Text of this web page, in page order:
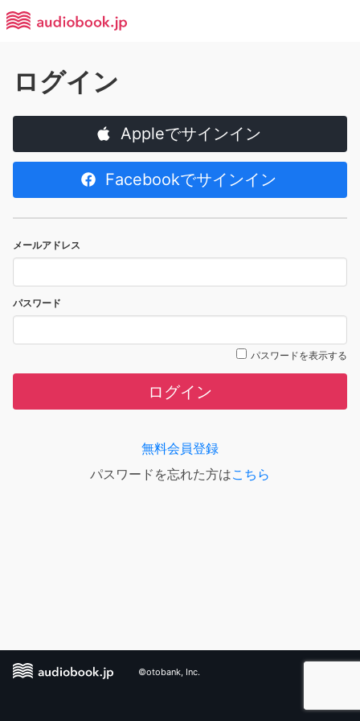
ログイン
Appleでサインイン
Facebookでサインイン
メールアドレス
パスワード
パスワードを表示する
ログイン
無料会員登録
パスワードを忘れた方はこちら
©otobank, Inc.